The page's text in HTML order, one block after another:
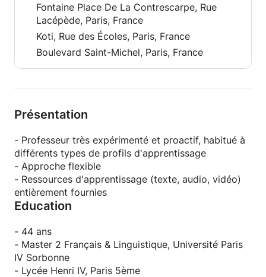
Fontaine Place De La Contrescarpe, Rue
Lacépède, Paris, France
Koti, Rue des Écoles, Paris, France
Boulevard Saint-Michel, Paris, France
Présentation
- Professeur très expérimenté et proactif, habitué à
différents types de profils d'apprentissage
- Approche flexible
- Ressources d'apprentissage (texte, audio, vidéo)
entièrement fournies
Education
- 44 ans
- Master 2 Français & Linguistique, Université Paris
IV Sorbonne
- Lycée Henri IV, Paris 5ème